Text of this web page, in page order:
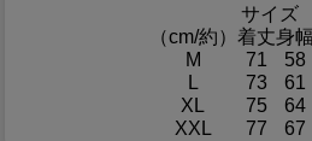
サイズ
（cm/約） 着丈身幅
M
71 58
L
73 61
XL
75 64
XXL
77 67